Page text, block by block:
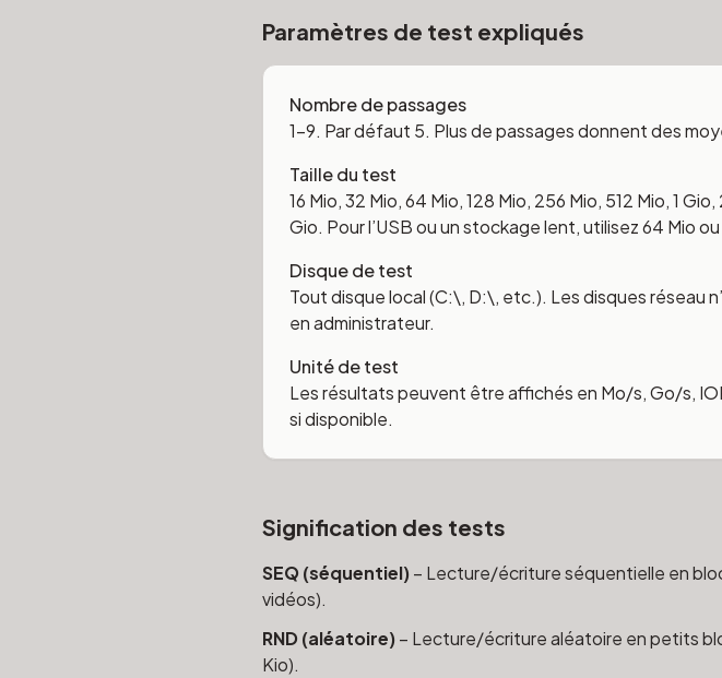
Paramètres de test expliqués
Nombre de passages
1–9. Par défaut 5. Plus de passages donnent des
Taille du test
16 Mio, 32 Mio, 64 Mio, 128 Mio, 256 Mio, 512 Mio, 1
Gio. Pour l’USB ou un stockage lent, utilisez 64 Mio ou
Disque de test
Tout disque local (C:\, D:\, etc.). Les disques réseau
en administrateur.
Unité de test
Les résultats peuvent être affichés en Mo/s, Go/s,
si disponible.
Signification des tests
SEQ (séquentiel)– Lecture/écriture séquentielle en
vidéos).
RND (aléatoire)– Lecture/écriture aléatoire en petits
Kio).